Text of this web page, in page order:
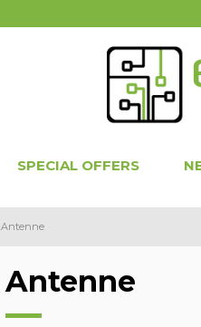
SPECIAL OFFERS
Antenne
Antenne